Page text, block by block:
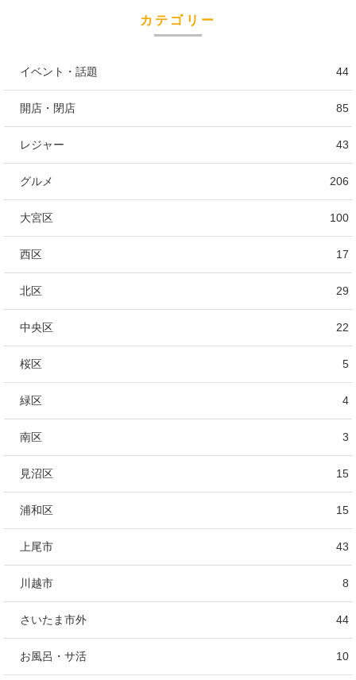
カテゴリー
イベント・話題 44
開店・閉店 85
レジャー 43
グルメ 206
大宮区 100
西区 17
北区 29
中央区 22
桜区 5
緑区 4
南区 3
見沼区 15
浦和区 15
上尾市 43
川越市 8
さいたま市外 44
お風呂・サ活 10